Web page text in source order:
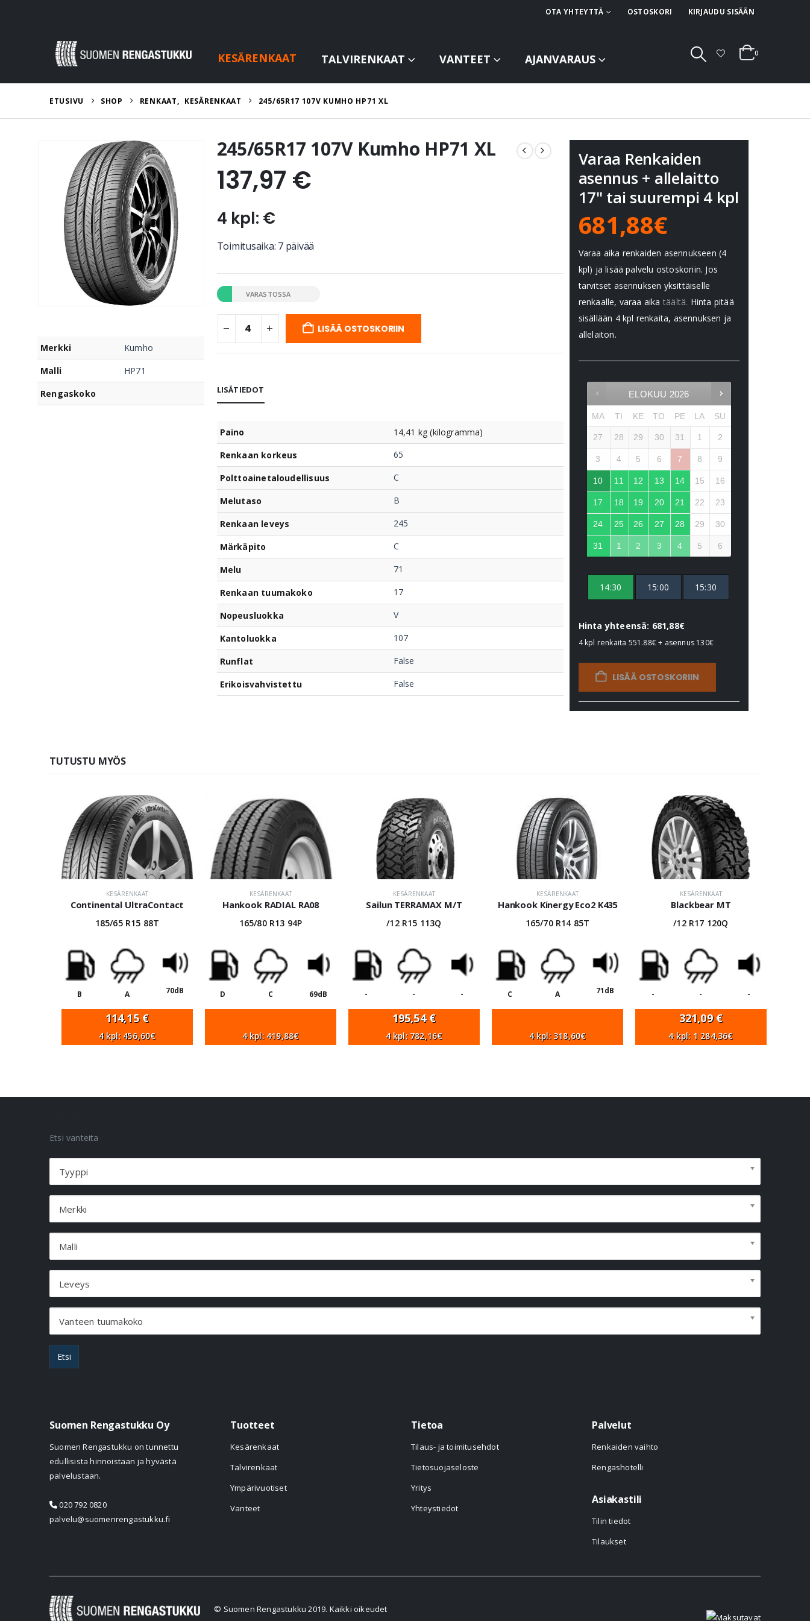
OTA YHTEYTTÄ OSTOSKORI KIRJAUDU SISÄÄN
KESÄRENKAAT TALVIRENKAAT VANTEET AJANVARAUS 0
ETUSIVU SHOP RENKAAT, KESÄRENKAAT 245/65R17 107V KUMHO HP71 XL
Merkki
Kumho
Malli
HP71
Rengaskoko
245/65R17 107V Kumho HP71 XL
137,97 €
4 kpl: €
Toimitusaika: 7 päivää
VARASTOSSA
LISÄÄ OSTOSKORIIN
LISÄTIEDOT
Paino
14,41 kg (kilogramma)
Renkaan korkeus
65
Polttoainetaloudellisuus C
Melutaso B
Renkaan leveys 245
Märkäpito C
Melu 71
Renkaan tuumakoko 17
Nopeusluokka V
Kantoluokka 107
Runflat False
Erikoisvahvistettu False
Varaa Renkaiden
asennus + allelaitto
17" tai suurempi 4 kpl
681,88€
Varaa aika renkaiden asennukseen (4
kpl) ja lisää palvelu ostoskoriin. Jos
tarvitset asennuksen yksittäiselle
renkaalle, varaa aika täältä. Hinta pitää
sisällään 4 kpl renkaita, asennuksen ja
allelaiton.
ELOKUU 2026
MA TI KE TO PE LA SU
27 28 29 30 31 1 2
3 4 5 6 7 8 9
10 11 12 13 14 15 16
17 18 19 20 21 22 23
24 25 26 27 28 29 30
31 1 2 3 4 5 6
14:30 15:00 15:30
Hinta yhteensä: 681,88€
4 kpl renkaita 551.88€+ asennus 130€
LISÄÄ OSTOSKORIIN
TUTUSTU MYÖS
KESÄRENKAAT
Continental UltraContact
185/65 R15 88T
B A 70dB
114,15 €
4 kpl: 456,60€
KESÄRENKAAT
Hankook RADIAL RA08
165/80 R13 94P
D C 69dB
4 kpl: 419,88€
KESÄRENKAAT
Sailun TERRAMAX M/T
/12 R15 113Q
- - -
195,54€
4 kpl: 782,16€
KESÄRENKAAT
Hankook Kinergy Eco2 K435
165/70 R14 85T
C A 71dB
4 kpl: 318,60€
KESÄRENKAAT
Blackbear MT
/12 R17 120Q
- - -
321,09 €
4 kpl: 1 284,36€
Etsi vanteita
Tyyppi
Merkki
Malli
Leveys
Vanteen tuumakoko
Etsi
Suomen Rengastukku Oy
Suomen Rengastukku on tunnettu
edullisista hinnoistaan ja hyvästä
palvelustaan.
020 792 0820
palvelu@suomenrengastukku.fi
Tuotteet
Kesärenkaat
Talvirenkaat
Ympärivuotiset
Vanteet
Tietoa
Tilaus- ja toimitusehdot
Tietosuojaseloste
Yritys
Yhteystiedot
Palvelut
Renkaiden vaihto
Rengashotelli
Asiakastili
Tilin tiedot
Tilaukset
© Suomen Rengastukku 2019. Kaikki oikeudet